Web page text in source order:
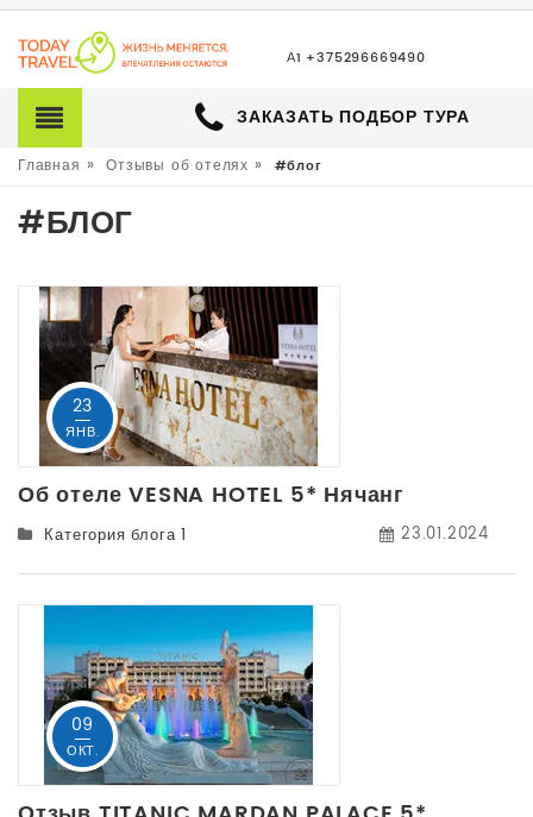
ЗАКАЗАТЬ ПОДБОР ТУРА
Главная » Отзывы об отелях » #блог
#БЛОГ
23
ЯНВ.
Об отеле VESNA HOTEL 5* Нячанг
Категория блога 1 23.01.2024
09
ОКТ.